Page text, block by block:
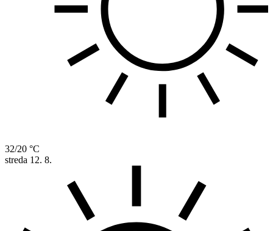
32/20 °C
streda 12. 8.